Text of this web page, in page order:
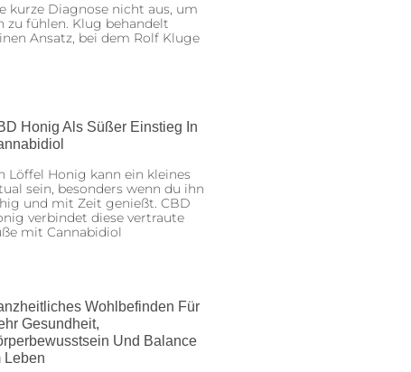
kurze Diagnose nicht aus, um
zu fühlen. Klug behandelt
Ansatz, bei dem Rolf Kluge
Honig Als Süßer Einstieg In
Löffel Honig kann ein kleines
sein, besonders wenn du ihn
und mit Zeit genießt. CBD
verbindet diese vertraute
mit Cannabidiol
Wohlbefinden Für
Gesundheit,
Und Balance
Leben